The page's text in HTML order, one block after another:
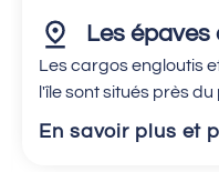
Les épaves
Les cargos engloutis
l'île sont situés près du
En savoir plus et